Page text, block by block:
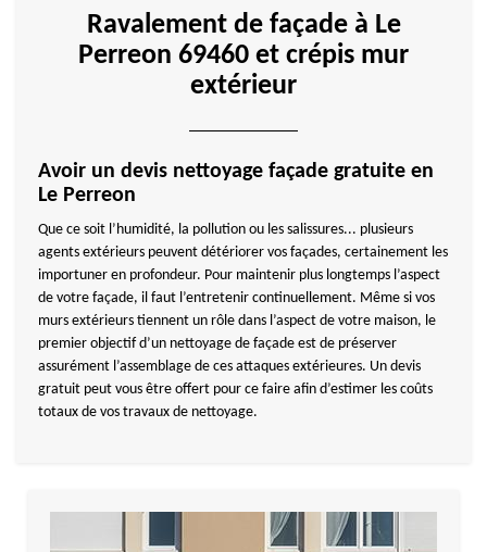
Ravalement de façade à Le
Perreon 69460 et crépis mur
extérieur
Avoir un devis nettoyage façade gratuite en
Le Perreon
Que ce soit l’humidité, la pollution ou les salissures... plusieurs
agents extérieurs peuvent détériorer vos façades, certainement les
importuner en profondeur. Pour maintenir plus longtemps l’aspect
de votre façade, il faut l’entretenir continuellement. Même si vos
murs extérieurs tiennent un rôle dans l’aspect de votre maison, le
premier objectif d’un nettoyage de façade est de préserver
assurément l’assemblage de ces attaques extérieures. Un devis
gratuit peut vous être offert pour ce faire afin d’estimer les coûts
totaux de vos travaux de nettoyage.